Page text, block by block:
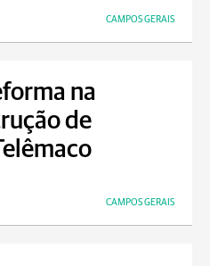
CAMPOS GERAIS
na
de
CAMPOS GERAIS